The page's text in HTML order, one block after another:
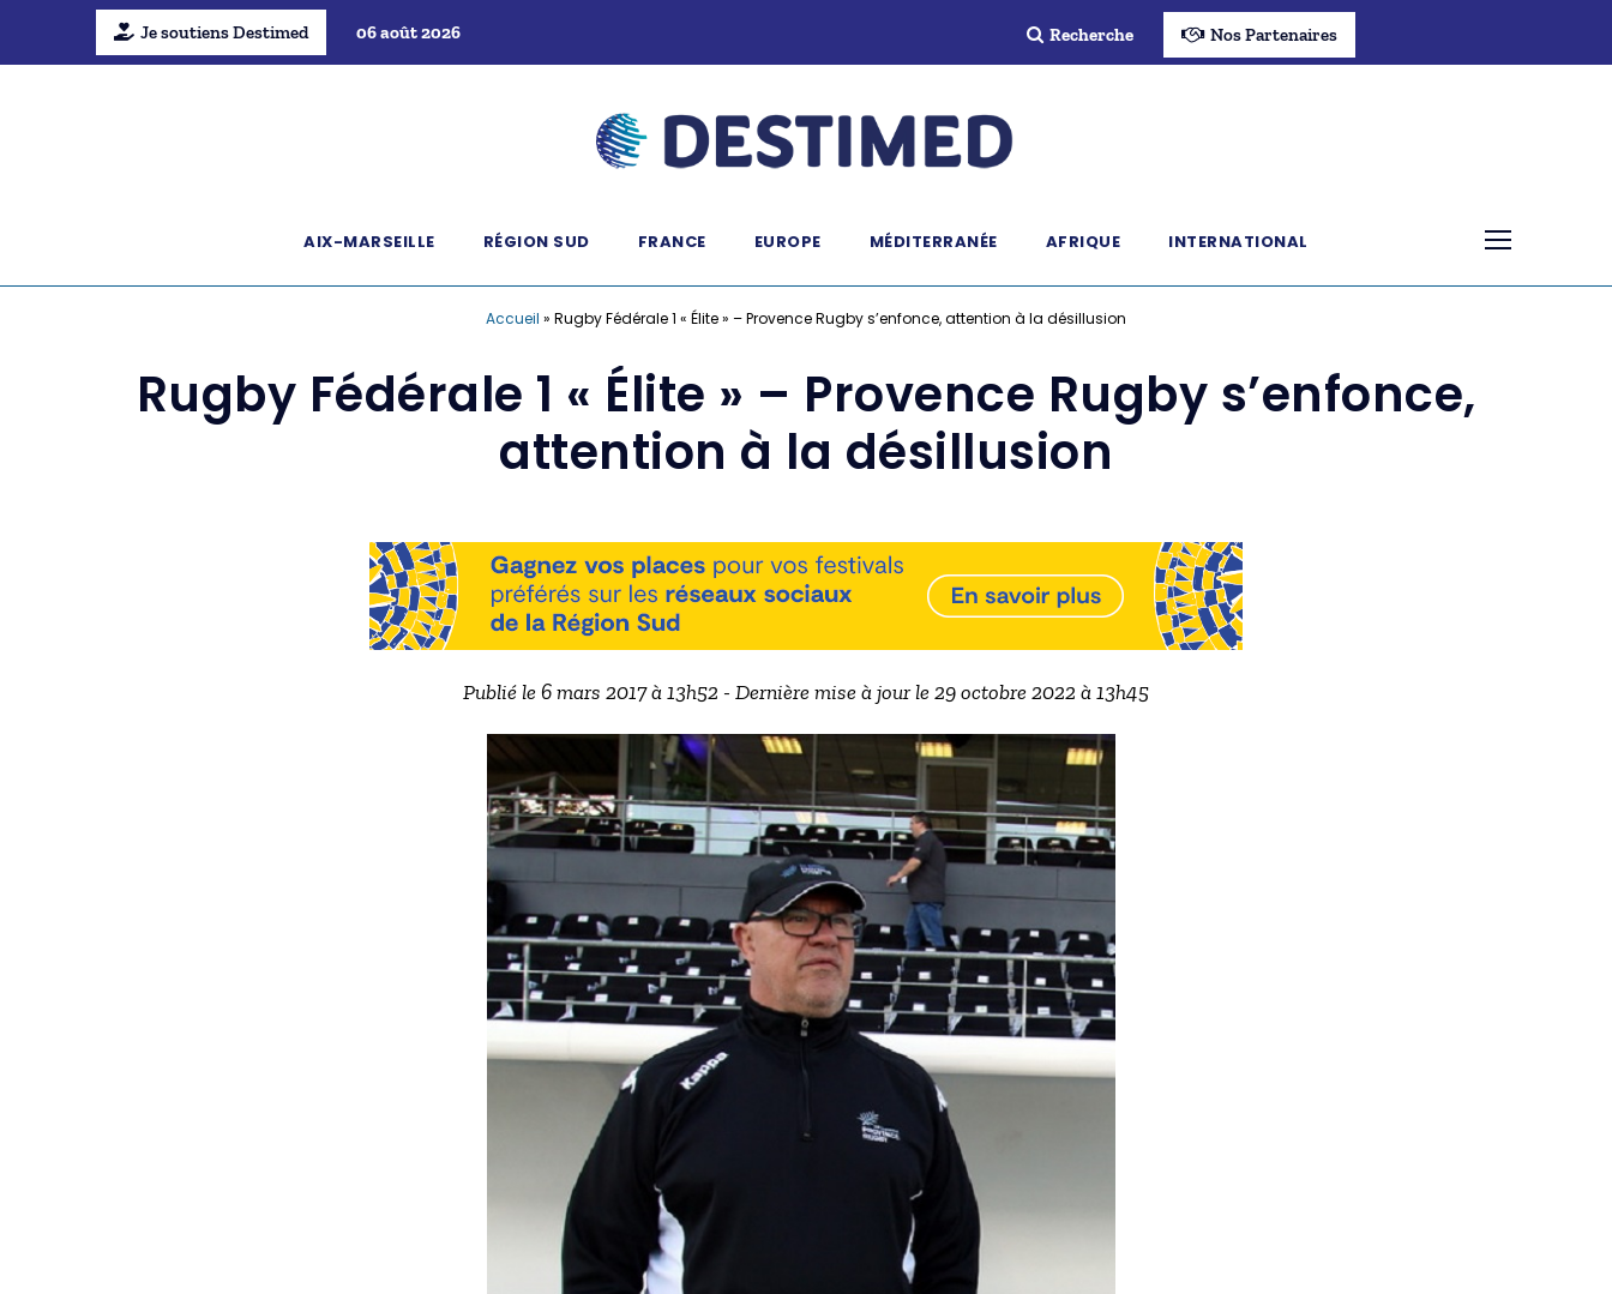
Je soutiens Destimed 06 août 2026 Recherche Nos Partenaires
AIX-MARSEILLE RÉGION SUD FRANCE EUROPE MÉDITERRANÉE AFRIQUE INTERNATIONAL
Accueil » Rugby Fédérale 1 « Élite » – Provence Rugby s’enfonce, attention à la désillusion
Rugby Fédérale 1 « Élite » – Provence Rugby s’enfonce,
attention à la désillusion
Publié le 6 mars 2017 à 13h52 - Dernière mise à jour le 29 octobre 2022 à 13h45